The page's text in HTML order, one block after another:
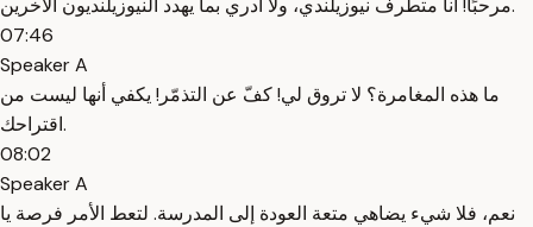
مرحبًا! أنا متطرف نيوزيلندي، ولا أدري بما يهدد النيوزيلنديون الآخرين.
07:46
Speaker A
ما هذه المغامرة؟ لا تروق لي! كفّ عن التذمّر! يكفي أنها ليست من
اقتراحك.
08:02
Speaker A
نعم، فلا شيء يضاهي متعة العودة إلى المدرسة. لتعط الأمر فرصة يا